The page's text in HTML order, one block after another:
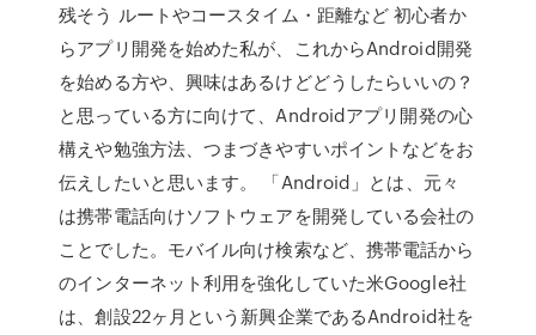
残そう ルートやコースタイム・距離など 初心者か
らアプリ開発を始めた私が、これからAndroid開発
を始める方や、興味はあるけどどうしたらいいの？
と思っている方に向けて、Androidアプリ開発の心
構えや勉強方法、つまづきやすいポイントなどをお
伝えしたいと思います。 「Android」とは、元々
は携帯電話向けソフトウェアを開発している会社の
ことでした。モバイル向け検索など、携帯電話から
のインターネット利用を強化していた米Google社
は、創設22ヶ月という新興企業であるAndroid社を